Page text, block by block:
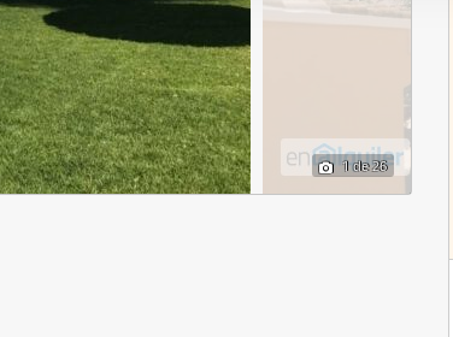
el contenido y los anuncios, ofrecer funciones
información sobre el uso que haga del
y análisis web, quienes pueden
o que hayan recopilado a partir del uso
1de 26